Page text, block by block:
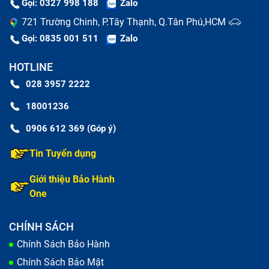
Kính lưng lộ linh kiện bên trong:
nghiêm trọng làm lộ các bộ phận nhạy cảm ra ngoài
và tăng nguy cơ chập cháy.
Phân biệt thay kính lưng và thay vỏ
Gọi: 0327 998 188 Zalo
721 Trường Chinh, P.Tây Thạnh, Q.Tân Phú,HCM
Gọi: 0835 001 511 Zalo
HOTLINE
028 3957 2222
18001236
0906 612 369 (Góp ý)
Tin Tuyển dụng
Giới thiệu Bảo Hành
One
CHÍNH SÁCH
Chính Sách Bảo Hành
Chính Sách Bảo Mật